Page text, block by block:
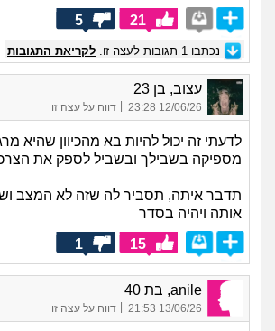
21
5
נכתבו 1 תגובות לעצה זו. לקריאת התגובות
עצוב, בן 23
12/06/26 23:28 דווח על עצה זו
לדעתי זה יכול להיות בא מהכיוון שהיא
מספיקה בשבילך ובשביל לספק את
תדבר איתה, תסביר לה שזה לא המצב
אותה ויהיה בסדר
15
1
anile, בת 40
13/06/26 21:53
| דווח על עצה זו